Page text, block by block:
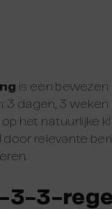
is een
3 dagen, 3
op het natuurlijke
relevante
3-3-